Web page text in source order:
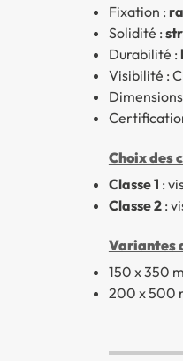
Fixation :
Solidité :
Durabilité :
Visibilité :
Choix des
Classe 1 :
Classe 2:
Variantes
150 x 350
200 x 500